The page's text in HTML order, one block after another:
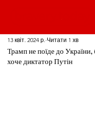
Трамп не поїде до України,
хоче диктатор Путін
13 квіт. 2024 р. Читати 1 хв